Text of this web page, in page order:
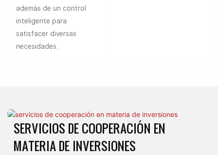
además de un control
inteligente para
satisfacer diversas
necesidades.
SERVICIOS DE COOPERACIÓN EN
MATERIA DE INVERSIONES